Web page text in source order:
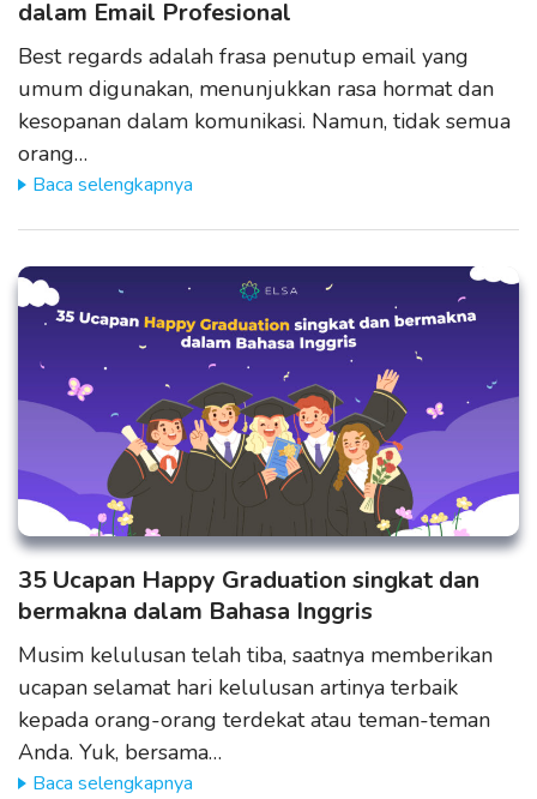
dalam Email Profesional
Best regards adalah frasa penutup email yang
umum digunakan, menunjukkan rasa hormat dan
kesopanan dalam komunikasi. Namun, tidak semua
orang…
Baca selengkapnya
35 Ucapan Happy Graduation singkat dan
bermakna dalam Bahasa Inggris
Musim kelulusan telah tiba, saatnya memberikan
ucapan selamat hari kelulusan artinya terbaik
kepada orang-orang terdekat atau teman-teman
Anda. Yuk, bersama…
Baca selengkapnya